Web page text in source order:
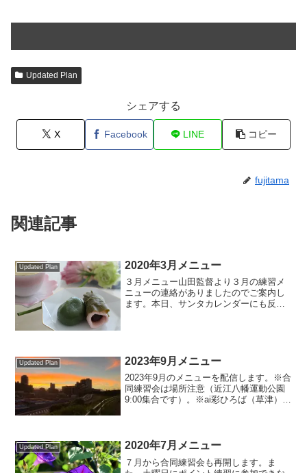
Updated Plan
シェアする
X Facebook LINE コピー
fujitama
関連記事
Updated Plan 2020年3月メニュー
３月メニュー山田監督より３月の練習メ
ニューの連絡がありましたのでご案内し
ます。本日、サンタカレンダーにも反映
Updated Plan 2023年9月メニュー
2023年9月のメニューを配信します。※合
同練習会は場所注意（近江八幡運動公園
9:00集合です）。※ai彩ひろば（草津）の
す）。※...
Updated Plan 2020年7月メニュー
７月から合同練習会も再開します。ま